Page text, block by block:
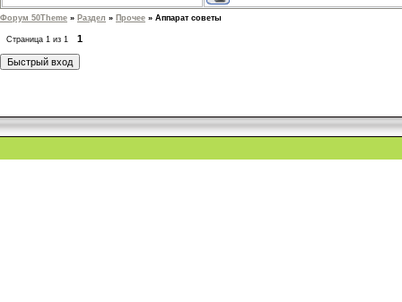
Форум 50Theme » Раздел » Прочее » Аппарат советы
Страница 1 из 1 1